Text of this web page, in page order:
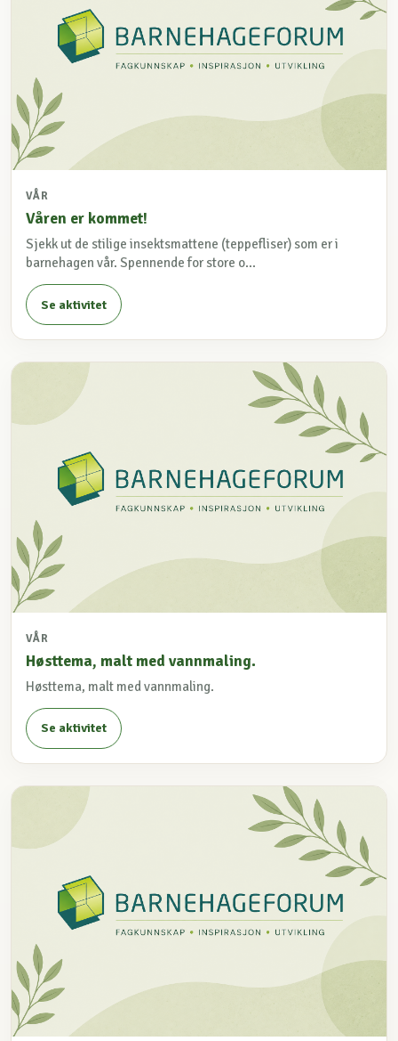
VÅR
Våren er kommet!
Sjekk ut de stilige insektsmattene (teppefliser) som er i
barnehagen vår. Spennende for store o...
Se aktivitet
VÅR
Høsttema, malt med vannmaling.
Høsttema, malt med vannmaling.
Se aktivitet